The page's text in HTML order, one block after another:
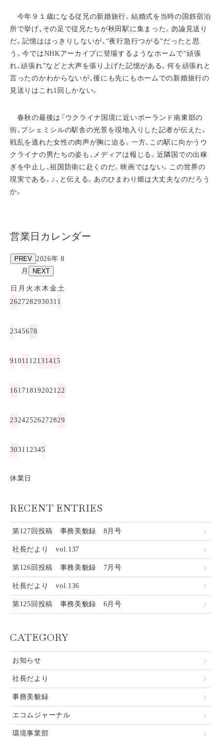
今年９１歳になる従兄の新婚旅行。結婚式を当時の国鉄宿泊
所で挙げ、その足で従兄たちが秋田駅に集まった。勿論見送り
だ。記憶ははっきりしないが、“夜行急行つがる”だったと思
う。今ではNHKアーカイブに登場するようなホームで“頑張
れ、頑張れ”などと大声を張り上げた記憶がある。何を頑張れと
言ったのかわからないが、後にも先にもホームでの新婚旅行の
見送りはこれ1回しかない。
春秋の最後は『ウクライナ国境に近いポーランド南東部の
街、プシェミシルの駅舎の光景を現地入りした記者が伝えた。
戦乱を逃れた女性の肉声が胸に迫る。一方、この駅に向かうウ
クライナの男たちの姿も、メディアは報じる。近隣国での出稼
ぎを中止し、祖国防衛に赴くのだ。映画ではない。この世界の
現実である。』、と伝える。あのひまわり畑は大丈夫なのだろう
か。
営業日カレンダー
PREV 2026年 8
月
NEXT
日 月 火 水木 金 土
262728293031 1
2345678
91011 12131415
16171819202122
23242526272829
3031 12345
休業日
RECENT ENTRIES
第127回投稿 事務美貌録 8月号
社長だより vol.137
第126回投稿 事務美貌録 7月号
社長だより vol.136
第125回投稿 事務美貌録 6月号
CATEGORY
お知らせ
社長だより
事務美貌録
エコムジャーナル
環境事業部